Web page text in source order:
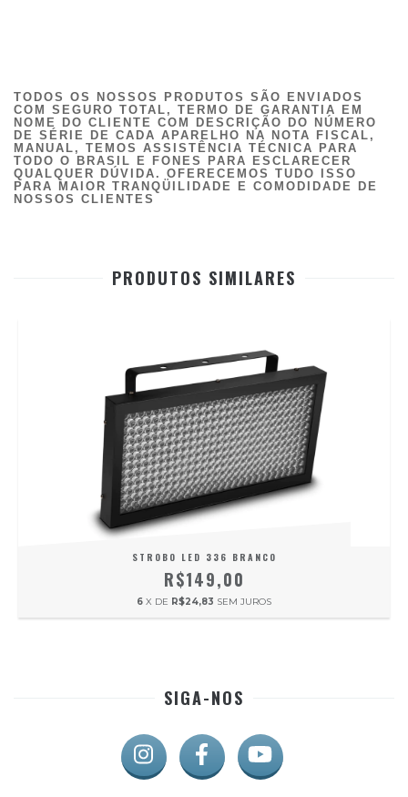
TODOS OS NOSSOS PRODUTOS SÃO ENVIADOS
COM SEGURO TOTAL, TERMO DE GARANTIA EM
NOME DO CLIENTE COM DESCRIÇÃO DO NÚMERO
DE SÉRIE DE CADA APARELHO NA NOTA FISCAL,
MANUAL, TEMOS ASSISTÊNCIA TÉCNICA PARA
TODO O BRASIL E FONES PARA ESCLARECER
QUALQUER DÚVIDA. OFERECEMOS TUDO ISSO
PARA MAIOR TRANQÜILIDADE E COMODIDADE DE
NOSSOS CLIENTES
PRODUTOS SIMILARES
STROBO LED 336 BRANCO
R$149,00
6 X DE R$24,83 SEM JUROS
SIGA-NOS